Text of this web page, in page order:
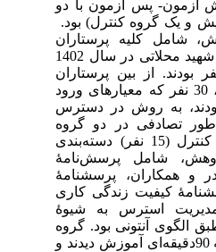
آزمون- پس آزمون با دو
و یک گروه کنترل) بود.
شامل کلیه پرستاران
شاغل در بیمارستان شهید محلاتی در سال 1402
حدود 500 نفر بودند. از بین پرستاران
شاغل در بیمارستان، 30 نفر که معیارهای ورود
به روش در دسترس
تصادفی در دو گروه
آزمایش (15 نفر) و کنترل (15 نفر) دسته‌بندی
شامل پرسش‌نامۀ
همکاران، پرسشنامۀ
کیفیت زندگی کاری
استرس به شیوۀ
الگوی آنتونی بود.گروه
آزمایش طی 9 جلسه 90دقیقه‌ای آموزش دیدند و